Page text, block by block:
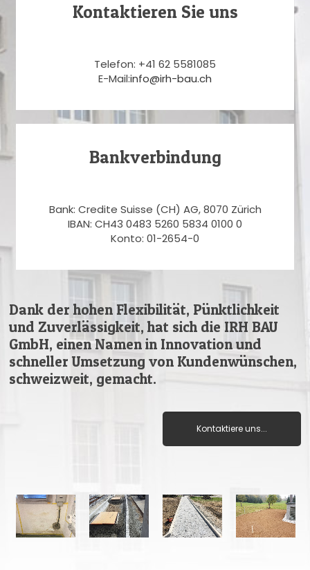
Kontaktieren Sie uns
Telefon: +41 62 5581085
E-Mail:info@irh-bau.ch
Bankverbindung
Bank: Credite Suisse (CH) AG, 8070 Zürich
IBAN: CH43 0483 5260 5834 0100 0
Konto: 01-2654-0
Dank der hohen Flexibilität, Pünktlichkeit
und Zuverlässigkeit, hat sich die IRH BAU
GmbH, einen Namen in Innovation und
schneller Umsetzung von Kundenwünschen,
schweizweit, gemacht.
Kontaktiere uns...